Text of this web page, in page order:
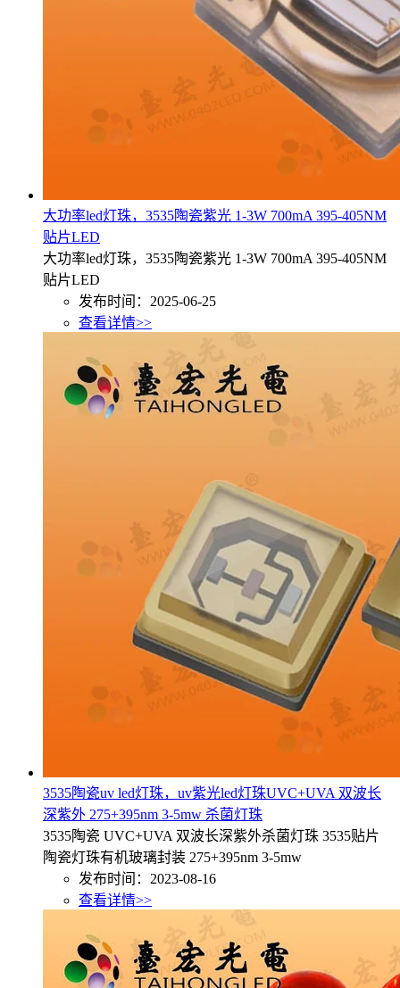
大功率led灯珠，3535陶瓷紫光 1-3W 700mA 395-405NM
贴片LED
大功率led灯珠，3535陶瓷紫光 1-3W 700mA 395-405NM
贴片LED
发布时间：2025-06-25
查看详情>>
3535陶瓷uv led灯珠，uv紫光led灯珠UVC+UVA 双波长
深紫外 275+395nm 3-5mw 杀菌灯珠
3535陶瓷 UVC+UVA 双波长深紫外杀菌灯珠 3535贴片
陶瓷灯珠有机玻璃封装 275+395nm 3-5mw
发布时间：2023-08-16
查看详情>>